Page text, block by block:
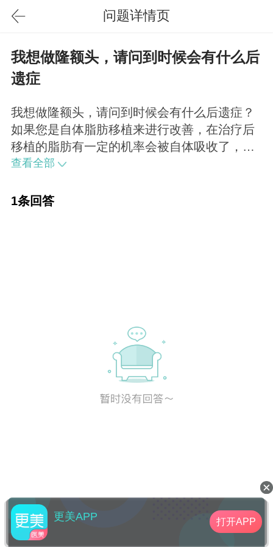
问题详情页
我想做隆额头，请问到时候会有什么后
遗症
我想做隆额头，请问到时候会有什么后遗症？
如果您是自体脂肪移植来进行改善，在治疗后
移植的脂肪有一定的机率会被自体吸收了，达
不到预期的目标，要有心理准备。
查看全部
1条回答
更美APP 打开APP